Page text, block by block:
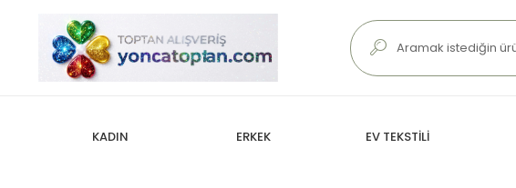
KADIN ERKEK EV TEKSTİLİ